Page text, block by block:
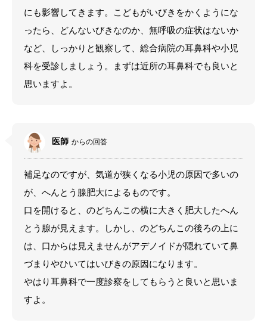
にも影響してきます。こどもがいびきをかくようにな
ったら、どんないびきなのか、無呼吸の症状はないか
など、しっかりと観察して、総合病院の耳鼻科や小児
科を受診しましょう。まずは近所の耳鼻科でも良いと
思いますよ。
医師 からの回答
補足なのですが、気道が狭くなる小児の原因で多いの
が、へんとう腺肥大によるものです。
口を開けると、のどちんこの横に大きく肥大したへん
とう腺が見えます。しかし、のどちんこの後ろの上に
は、口からは見えませんがアデノイドが隠れていて鼻
づまりやひいてはいびきの原因になります。
やはり耳鼻科で一度診察をしてもらうと良いと思いま
すよ。